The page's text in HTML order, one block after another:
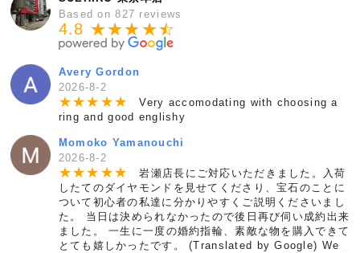
Based on 827 reviews
4.8 ★★★★★
☆
Avery Gordon
2026-8-2
★★★ ★★
Very accomodating with choosing a
ring and good englishy
Momoko Yamanouchi
2026-8-2
★★★ ★★
岩瀬店長にご対応いただきました。入荷
したてのダイヤモンドを見せてくださり、宝石のことに
ついて初心者の私達に分かりやすくご説明くださいまし
た。 当日は決められなかったので後日再び伺い成約出来
ました。 一生に一度の婚約指輪、素敵な物を購入できて
とても嬉しかったです。 (Translated by Google) We